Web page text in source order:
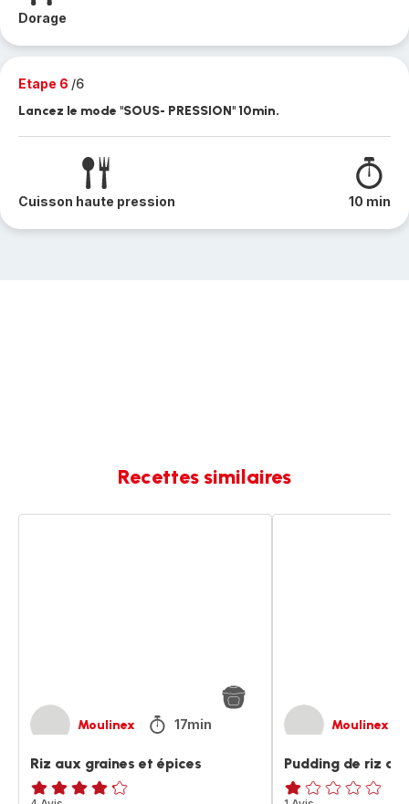
Dorage
Etape 6 /6
Lancez le mode "SOUS- PRESSION" 10min.
Cuisson haute pression 10 min
Recettes similaires
Moulinex 17min
Riz aux graines et épices
Moulinex
Pudding de riz